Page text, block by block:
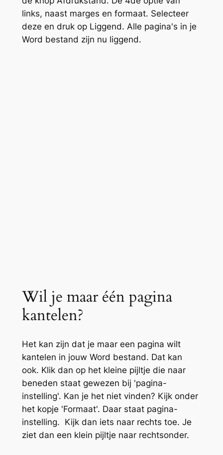
links, naast marges en formaat. Selecteer
deze en druk op Liggend. Alle pagina's in je
Word bestand zijn nu liggend.
Wil je maar één pagina
kantelen?
Het kan zijn dat je maar een pagina wilt
kantelen in jouw Word bestand. Dat kan
ook. Klik dan op het kleine pijltje die naar
beneden staat gewezen bij 'pagina-
instelling'. Kan je het niet vinden? Kijk onder
het kopje 'Formaat'. Daar staat pagina-
instelling. Kijk dan iets naar rechts toe. Je
ziet dan een klein pijltje naar rechtsonder.